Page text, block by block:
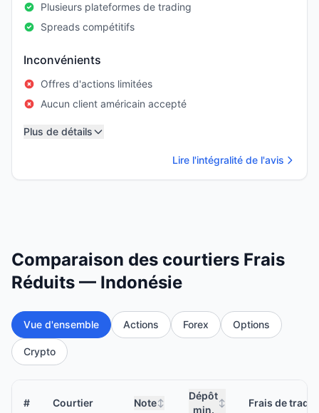
Plusieurs plateformes de trading
Spreads compétitifs
Inconvénients
Offres d'actions limitées
Aucun client américain accepté
Plus de détails
Lire l'intégralité de l'avis
Comparaison des courtiers Frais
Réduits — Indonésie
Vue d'ensemble Actions Forex Options
Crypto
# Courtier Note↕
Dépôt
min.
↕ Frais de